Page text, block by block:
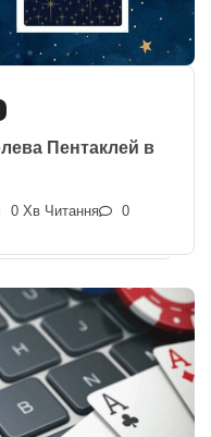
Пентаклей в
0 Хв Читання 0